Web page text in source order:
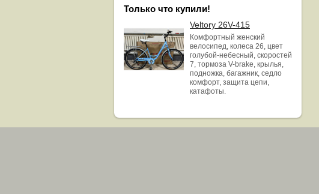
Только что купили!
Veltory 26V-415
Комфортный женский
велосипед, колеса 26, цвет
голубой-небесный, скоростей
7, тормоза V-brake, крылья,
подножка, багажник, седло
комфорт, защита цепи,
катафоты.